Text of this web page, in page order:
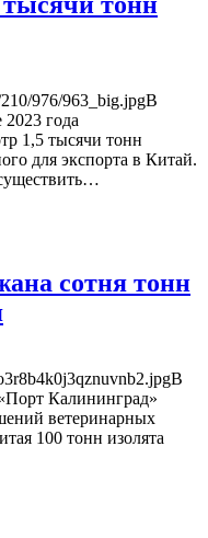
210/976/963_big.jpgВ
года
1,5 тысячи тонн
для экспорта в Китай.
сотня тонн
Калининград»
ветеринарных
100 тонн изолята